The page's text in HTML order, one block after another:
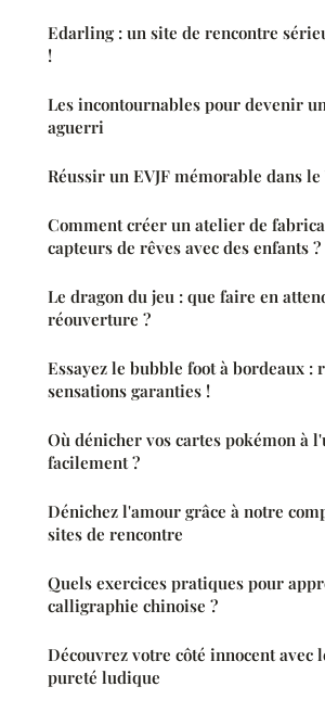
Edarling : un site de rencontre
!
Les incontournables pour devenir
aguerri
Réussir un EVJF mémorable dans
Comment créer un atelier de
capteurs de rêves avec des enfants ?
Le dragon du jeu : que faire en
réouverture ?
Essayez le bubble foot à bordeaux :
sensations garanties !
Où dénicher vos cartes pokémon à
facilement ?
Dénichez l'amour grâce à notre
sites de rencontre
Quels exercices pratiques pour
calligraphie chinoise ?
Découvrez votre côté innocent avec
pureté ludique